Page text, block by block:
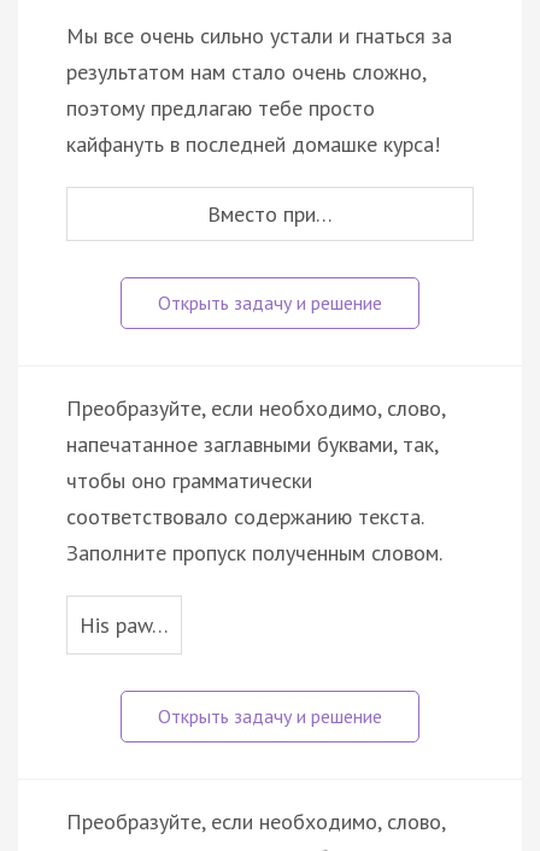
Мы все очень сильно устали и гнаться за
результатом нам стало очень сложно,
поэтому предлагаю тебе просто
кайфануть в последней домашке курса!
Вместо при…
Преобразуйте, если необходимо, слово,
напечатанное заглавными буквами, так,
чтобы оно грамматически
соответствовало содержанию текста.
Заполните пропуск полученным словом.
His paw…
Преобразуйте, если необходимо, слово,